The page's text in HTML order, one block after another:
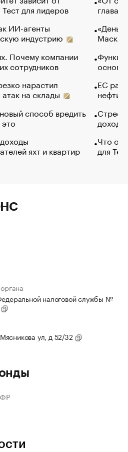
для лидеров
ИИ-агенты
индустрию
Почему компании
сотрудников
нарастил
на склады
способ вредить
яхт и квартир
глава
Маск в
основ
ЕС
нефти
Что
для
налоговой службы №
ул, д 52/32